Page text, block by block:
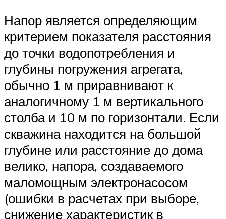
Напор является определяющим
критерием показателя расстояния
до точки водопотребления и
глубины погружения агрегата,
обычно 1 м приравнивают к
аналогичному 1 м вертикального
столба и 10 м по горизонтали. Если
скважина находится на большой
глубине или расстояние до дома
велико, напора, создаваемого
маломощным электронасосом
(ошибки в расчетах при выборе,
снижение характеристик в